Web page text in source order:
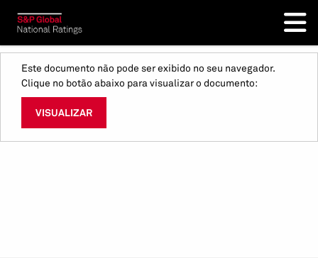
Este documento não pode ser exibido no seu navegador.
Clique no botão abaixo para visualizar o documento:
VISUALIZAR